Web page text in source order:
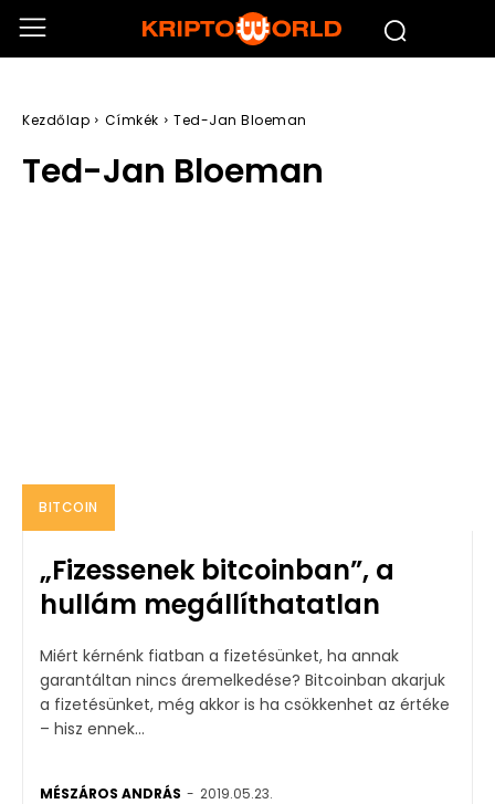
Kezdőlap Címkék Ted-Jan Bloeman
Ted-Jan Bloeman
BITCOIN
„Fizessenek bitcoinban”, a
hullám megállíthatatlan
Miért kérnénk fiatban a fizetésünket, ha annak
garantáltan nincs áremelkedése? Bitcoinban akarjuk
a fizetésünket, még akkor is ha csökkenhet az értéke
– hisz ennek...
MÉSZÁROS ANDRÁS - 2019.05.23.